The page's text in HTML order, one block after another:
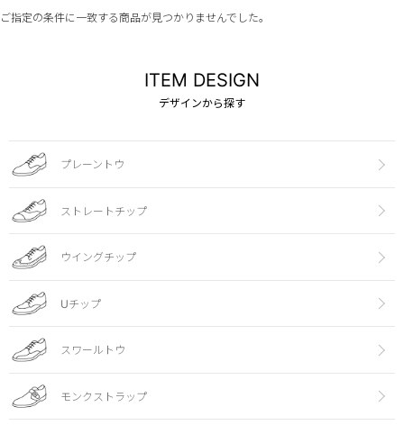
ご指定の条件に一致する商品が見つかりませんでした。
ITEM DESIGN
デザインから探す
プレーントウ
ストレートチップ
ウイングチップ
Uチップ
スワールトウ
モンクストラップ